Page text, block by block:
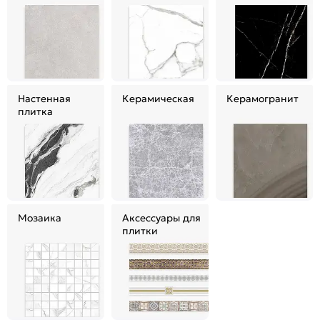
Настенная
плитка
Керамическая Керамогранит
Мозаика
Аксессуары для
плитки